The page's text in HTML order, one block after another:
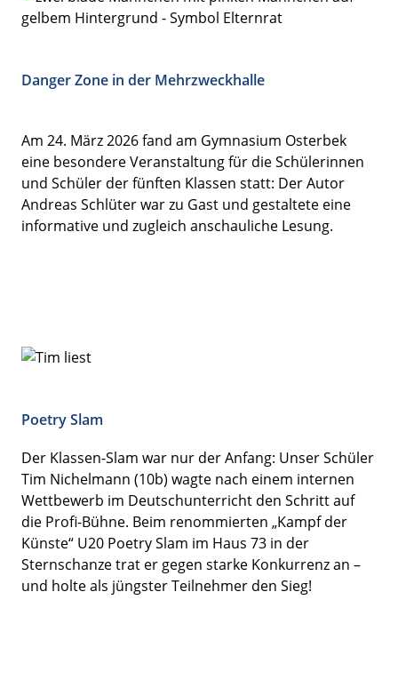
Danger Zone in der Mehrzweckhalle
Am 24. März 2026 fand am Gymnasium Osterbek
eine besondere Veranstaltung für die Schülerinnen
und Schüler der fünften Klassen statt: Der Autor
Andreas Schlüter war zu Gast und gestaltete eine
informative und zugleich anschauliche Lesung.
Poetry Slam
Der Klassen-Slam war nur der Anfang: Unser Schüler
Tim Nichelmann (10b) wagte nach einem internen
Wettbewerb im Deutschunterricht den Schritt auf
die Profi-Bühne. Beim renommierten „Kampf der
Künste“ U20 Poetry Slam im Haus 73 in der
Sternschanze trat er gegen starke Konkurrenz an –
und holte als jüngster Teilnehmer den Sieg!